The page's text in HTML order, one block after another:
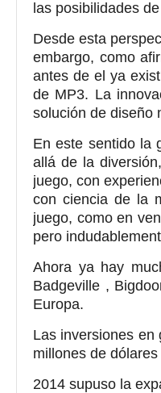
las posibilidades
Desde esta
embargo, como
antes de el ya
de MP3. La
solución de diseño
En este sentido la
allá de la
juego, con
con ciencia de la
juego, como en
pero
Ahora ya hay
Badgeville ,
Europa.
Las inversiones en
millones de
2014 supuso la